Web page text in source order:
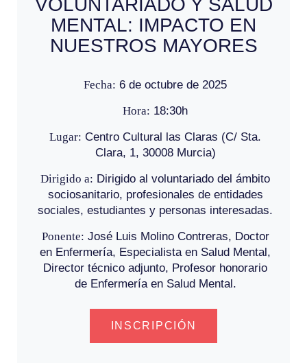
MENTAL: IMPACTO EN
NUESTROS MAYORES
Fecha: 6 de octubre de 2025
Hora: 18:30h
Lugar: Centro Cultural las Claras (C/ Sta.
Clara, 1, 30008 Murcia)
Dirigido a: Dirigido al voluntariado del ámbito
sociosanitario, profesionales de entidades
sociales, estudiantes y personas interesadas.
Ponente: José Luis Molino Contreras, Doctor
en Enfermería, Especialista en Salud Mental,
Director técnico adjunto, Profesor honorario
de Enfermería en Salud Mental.
INSCRIPCIÓN